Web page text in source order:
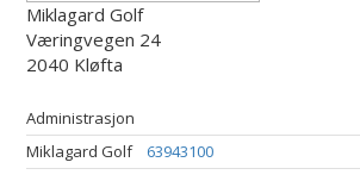
Miklagard Golf
Væringvegen 24
2040 Kløfta
Administrasjon
Miklagard Golf
63943100